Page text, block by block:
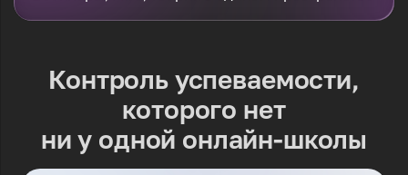
Контроль успеваемости,
которого нет
ни у одной онлайн-школы